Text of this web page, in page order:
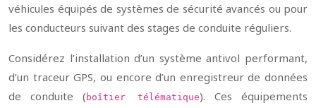
véhicules équipés de systèmes de sécurité avancés ou pour
les conducteurs suivant des stages de conduite réguliers.
Considérez l’installation d’un système antivol performant,
d’un traceur GPS, ou encore d’un enregistreur de données
de conduite ( boîtier télématique). Ces équipements